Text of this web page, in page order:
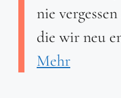
nie
die wir neu
Mehr